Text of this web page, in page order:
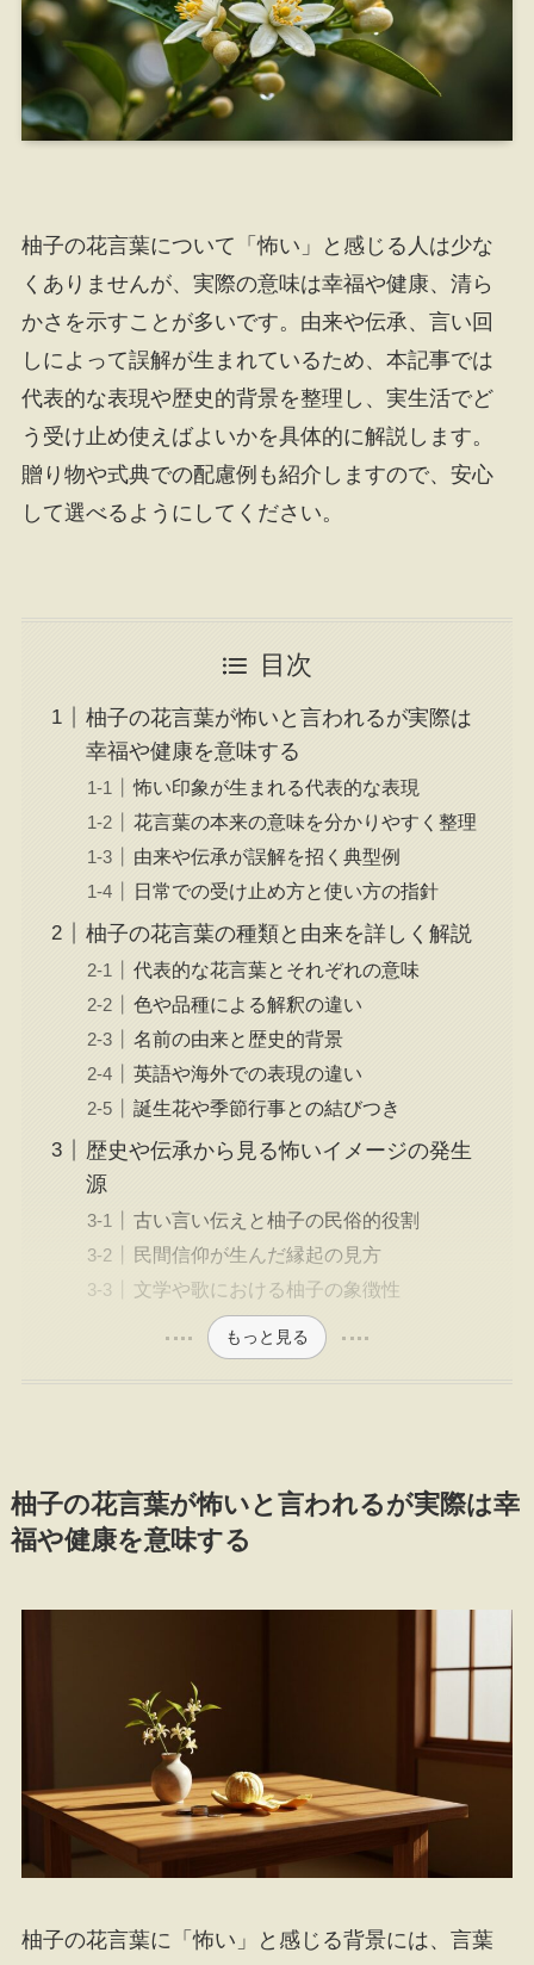
柚子の花言葉について「怖い」と感じる人は少な
くありませんが、実際の意味は幸福や健康、清ら
かさを示すことが多いです。由来や伝承、言い回
しによって誤解が生まれているため、本記事では
代表的な表現や歴史的背景を整理し、実生活でど
う受け止め使えばよいかを具体的に解説します。
贈り物や式典での配慮例も紹介しますので、安心
して選べるようにしてください。
目次
柚子の花言葉が怖いと言われるが実際は
幸福や健康を意味する
怖い印象が生まれる代表的な表現
花言葉の本来の意味を分かりやすく整理
由来や伝承が誤解を招く典型例
日常での受け止め方と使い方の指針
柚子の花言葉の種類と由来を詳しく解説
代表的な花言葉とそれぞれの意味
色や品種による解釈の違い
名前の由来と歴史的背景
英語や海外での表現の違い
誕生花や季節行事との結びつき
歴史や伝承から見る怖いイメージの発生
源
古い言い伝えと柚子の民俗的役割
民間信仰が生んだ縁起の見方
文学や歌における柚子の象徴性
もっと見る
柚子の花言葉が怖いと言われるが実際は幸
福や健康を意味する
柚子の花言葉に「怖い」と感じる背景には、言葉